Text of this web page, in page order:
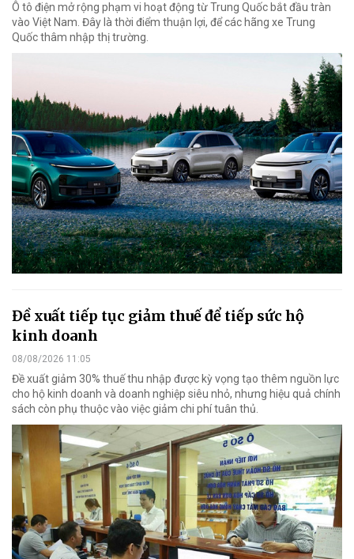
Ô tô điện mở rộng phạm vi hoạt động từ Trung Quốc bắt đầu tràn
vào Việt Nam. Đây là thời điểm thuận lợi, để các hãng xe Trung
Quốc thâm nhập thị trường.
Đề xuất tiếp tục giảm thuế để tiếp sức hộ
kinh doanh
08/08/2026 11:05
Đề xuất giảm 30% thuế thu nhập được kỳ vọng tạo thêm nguồn lực
cho hộ kinh doanh và doanh nghiệp siêu nhỏ, nhưng hiệu quả chính
sách còn phụ thuộc vào việc giảm chi phí tuân thủ.